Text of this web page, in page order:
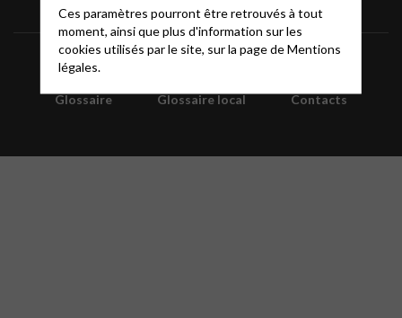
Informations Mentions légales FAQ
Glossaire Glossaire local Contacts
Ces paramètres pourront être retrouvés à tout
moment, ainsi que plus d'information sur les
cookies utilisés par le site, sur la page deMentions
légales.